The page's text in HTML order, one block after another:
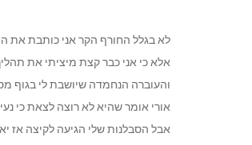
לא בגלל החורף הקר אני כותבת את
אלא כי אני כבר קצת מיציתי את תהליך
והעוברה הנחמדה שיושבת לי בגוף
אורי אומר שהיא לא רוצה לצאת כי
אבל הסבלנות שלי הגיעה לקיצה אז